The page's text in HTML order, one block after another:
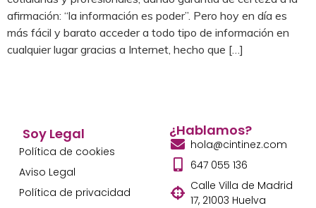
afirmación: “la información es poder”. Pero hoy en día es
más fácil y barato acceder a todo tipo de información en
cualquier lugar gracias a Internet, hecho que […]
Soy Legal
Política de cookies
Aviso Legal
Política de privacidad
¿Hablamos?
hola@cintinez.com
647 055 136
Calle Villa de Madrid
17, 21003 Huelva